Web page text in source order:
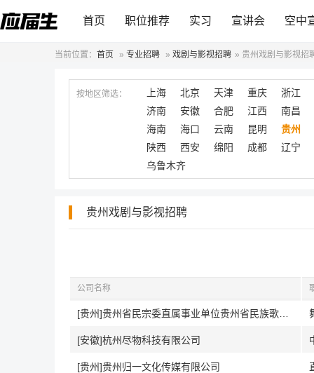
首页 职位推荐 实习 宣讲会 空中
当前位置： 首页 » 专业招聘 » 戏剧与影视招聘 » 贵州戏剧与影视招
按地区筛选： 上海 北京 天津 重庆
浙江
济南
安徽 合肥 江西
南昌
海南
海口 云南 昆明
贵州
陕西
西安 绵阳 成都
辽宁
乌鲁木齐
贵州戏剧与影视招聘
公司名称
[安徽]杭州尽物科技有限公司
[贵州]贵州归一文化传媒有限公司